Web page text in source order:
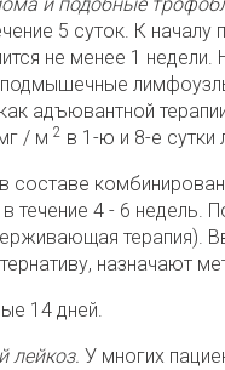
и подобные
5 суток. К началу
не менее 1
адъювантной
/ м 2 в 1-ю и 8-е сутки
в составе
течение 4 - 6 недель.
терапия).
назначают
14 дней.
лейкоз. У многих